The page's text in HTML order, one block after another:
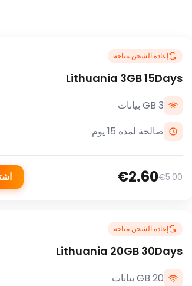
إعادة الشحن متاحة
Lithuania 3GB 15Days
3 GB بيانات
صالحة لمدة 15 يوم
€5.00
€2.60
إعادة الشحن متاحة
Lithuania 20GB 30Days
20 GB بيانات